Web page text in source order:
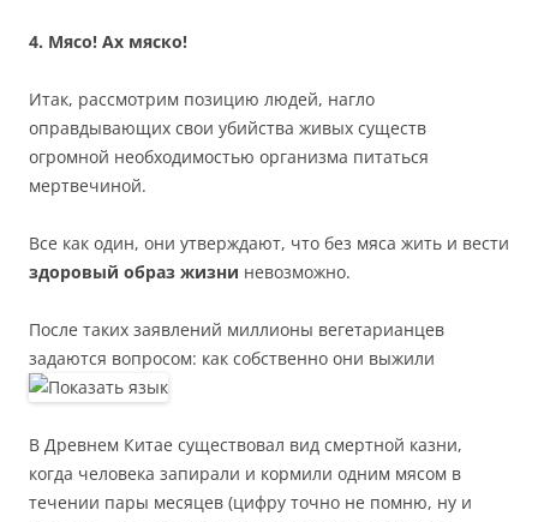
4. Мясо! Ах мяско!
Итак, рассмотрим позицию людей, нагло
оправдывающих свои убийства живых существ
огромной необходимостью организма питаться
мертвечиной.
Все как один, они утверждают, что без мяса жить и вести
здоровый образ жизни невозможно.
После таких заявлений миллионы вегетарианцев
задаются вопросом: как собственно они выжили
В Древнем Китае существовал вид смертной казни,
когда человека запирали и кормили одним мясом в
течении пары месяцев (цифру точно не помню, ну и